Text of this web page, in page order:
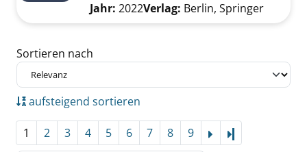
Jahr: 2022Verlag: Berlin, Springer
Zu den Suchfiltern springen
Sortieren nach
aufsteigend sortieren
1 2 3 4 5 6 7 8 9